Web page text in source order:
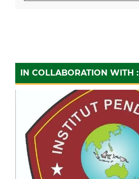
IN COLLABORATION WITH :